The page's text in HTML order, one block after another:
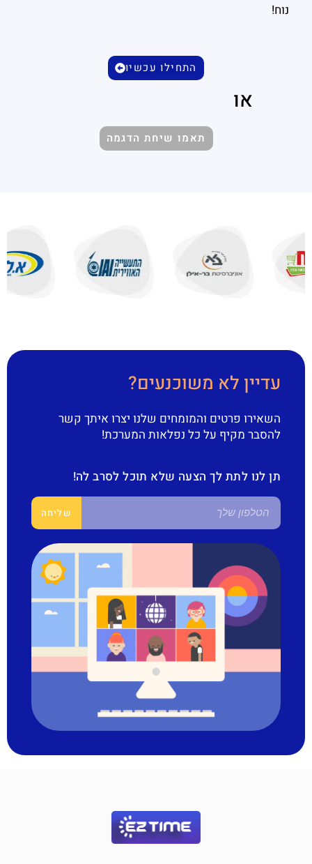
התחילו עכשיו
או
תאמו שיחת הדגמה
נוח!
עדיין לא משוכנעים?
השאירו פרטים והמומחים שלנו יצרו איתך קשר
להסבר מקיף על כל נפלאות המערכת!
תן לנו לתת לך הצעה שלא תוכל לסרב לה!
שליחה